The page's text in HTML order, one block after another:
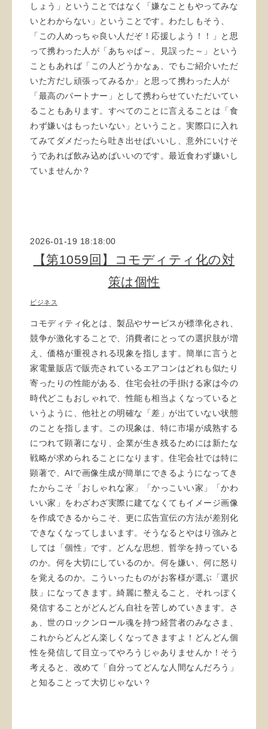
しょう」ということではなく「嫌なこともやってみな
いとわからない」ということです。わたしもそう、
「この人めっちゃ良い人だぞ！応援しよう！！」と思
って携わった人が「あちゃぱ～、見誤った～」という
こともあれば「この人どうかなぁ、でもご紹介いただ
いた方だし頑張ってみるか」と思って携わった人が
「最高のパートナー」として携わらせていただいてい
ることもあります。すべてのことに言えることは「食
わず嫌いはもったいない」ということ。実際口に入れ
てみてダメだったら吐き出せばいいし、意外にいけそ
うであれば飲み込めばいいのです。最近食わず嫌いし
ていませんか？
2026-01-19 18:18:00
【第1059回】コモディティ化の対
策は個性
ビジネス
コモディティ化とは、製品やサービスが標準化され、
競争が激化することで、消費者にとっての選択肢が増
え、価格が重視される現象を指します。簡単に言うと
家電量販店で販売されているエアコンはどれも似たり
寄ったりの性能がある、住宅会社の手掛ける家は今の
時代どこもおしゃれで、性能も相当よくなっていると
いうように、他社との明確な「差」が出ていない状態
のことを指します。この現象は、特に市場が成熟する
につれて顕著になり、企業が生き残るためには新たな
戦略が求められることになります。住宅会社では特に
顕著で、AIで画像生成が簡単にできるようになってき
たからこそ「おしゃれな家」「かっこいい家」「かわ
いい家」をわざわざ実際に建てなくてもイメージ画像
を作成できるからこそ、更に広告宣伝の方法が差別化
できなくなってしまいます。そうなるとやはり強みと
しては「個性」です。どんな思想、哲学を持っている
のか。何を大切にしているのか。何を嫌い、何に怒り
を覚えるのか。こういったものがお客様が選ぶ「選択
肢」になってきます。綺麗に整えること、それっぽく
発信することがどんどん自社を苦しめていきます。さ
ぁ、世のロックンロール魂を持つ経営者のみなさま、
これからどんどん楽しくなってきますよ！どんどん個
性を発信して目立ってやろうじゃありませんか！そう
考えると、改めて「自分ってどんな人間なんだろう」
と知ることって大切じゃない？